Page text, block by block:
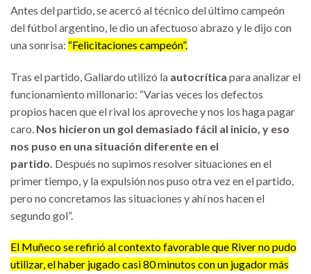
Antes del partido, se acercó al técnico del último campeón
del fútbol argentino, le dio un afectuoso abrazo y le dijo con
una sonrisa: “Felicitaciones campeón”.
Tras el partido, Gallardo utilizó la autocrítica para analizar el
funcionamiento millonario: “Varias veces los defectos
propios hacen que el rival los aproveche y nos los haga pagar
caro. Nos hicieron un gol demasiado fácil al inicio, y eso
nos puso en una situación diferente en el
partido. Después no supimos resolver situaciones en el
primer tiempo, y la expulsión nos puso otra vez en el partido,
pero no concretamos las situaciones y ahí nos hacen el
segundo gol”.
El Muñeco se refirió al contexto favorable que River no pudo
utilizar, el haber jugado casi 80 minutos con un jugador más